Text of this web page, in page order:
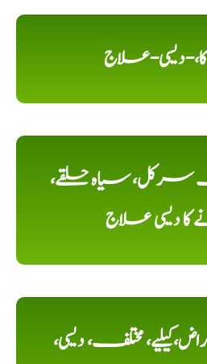
دیسی-علاج
سرکل، سیاہ حلقے،
دیسی علاج
مختلف، دیسی،